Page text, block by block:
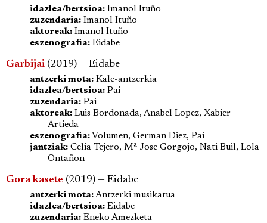
idazlea/bertsioa: Imanol Ituño
zuzendaria: Imanol Ituño
aktoreak: Imanol Ituño
eszenografia: Eidabe
Garbijai (2019) — Eidabe
antzerki mota: Kale-antzerkia
idazlea/bertsioa: Pai
zuzendaria: Pai
aktoreak: Luis Bordonada, Anabel Lopez, Xabier
Artieda
eszenografia: Volumen, German Diez, Pai
jantziak: Celia Tejero, Mª Jose Gorgojo, Nati Buil, Lola
Ontañon
Gora kasete (2019) — Eidabe
antzerki mota:Antzerki musikatua
idazlea/bertsioa: Eidabe
zuzendaria: Eneko Amezketa